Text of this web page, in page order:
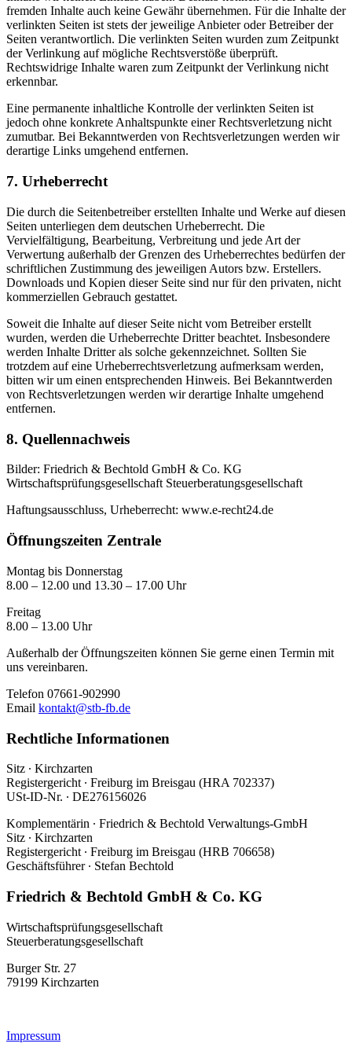
fremden Inhalte auch keine Gewähr übernehmen. Für die Inhalte der
verlinkten Seiten ist stets der jeweilige Anbieter oder Betreiber der
Seiten verantwortlich. Die verlinkten Seiten wurden zum Zeitpunkt
der Verlinkung auf mögliche Rechtsverstöße überprüft.
Rechtswidrige Inhalte waren zum Zeitpunkt der Verlinkung nicht
erkennbar.
Eine permanente inhaltliche Kontrolle der verlinkten Seiten ist
jedoch ohne konkrete Anhaltspunkte einer Rechtsverletzung nicht
zumutbar. Bei Bekanntwerden von Rechtsverletzungen werden wir
derartige Links umgehend entfernen.
7. Urheberrecht
Die durch die Seitenbetreiber erstellten Inhalte und Werke auf diesen
Seiten unterliegen dem deutschen Urheberrecht. Die
Vervielfältigung, Bearbeitung, Verbreitung und jede Art der
Verwertung außerhalb der Grenzen des Urheberrechtes bedürfen der
schriftlichen Zustimmung des jeweiligen Autors bzw. Erstellers.
Downloads und Kopien dieser Seite sind nur für den privaten, nicht
kommerziellen Gebrauch gestattet.
Soweit die Inhalte auf dieser Seite nicht vom Betreiber erstellt
wurden, werden die Urheberrechte Dritter beachtet. Insbesondere
werden Inhalte Dritter als solche gekennzeichnet. Sollten Sie
trotzdem auf eine Urheberrechtsverletzung aufmerksam werden,
bitten wir um einen entsprechenden Hinweis. Bei Bekanntwerden
von Rechtsverletzungen werden wir derartige Inhalte umgehend
entfernen.
8. Quellennachweis
Bilder: Friedrich & Bechtold GmbH & Co. KG
Wirtschaftsprüfungsgesellschaft Steuerberatungsgesellschaft
Haftungsausschluss, Urheberrecht: www.e-recht24.de
Öffnungszeiten Zentrale
Montag bis Donnerstag
8.00 – 12.00 und 13.30 – 17.00 Uhr
Freitag
8.00 – 13.00 Uhr
Außerhalb der Öffnungszeiten können Sie gerne einen Termin mit
uns vereinbaren.
Telefon 07661-902990
Email kontakt@stb-fb.de
Rechtliche Informationen
Sitz ∙ Kirchzarten
Registergericht ∙ Freiburg im Breisgau (HRA 702337)
USt-ID-Nr. ∙ DE276156026
Komplementärin ∙ Friedrich & Bechtold Verwaltungs-GmbH
Sitz ∙ Kirchzarten
Registergericht ∙ Freiburg im Breisgau (HRB 706658)
Geschäftsführer ∙ Stefan Bechtold
Friedrich & Bechtold GmbH & Co. KG
Wirtschaftsprüfungsgesellschaft
Steuerberatungsgesellschaft
Burger Str. 27
79199 Kirchzarten
Impressum